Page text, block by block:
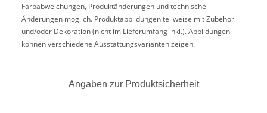
Farbabweichungen, Produktänderungen und technische
Änderungen möglich. Produktabbildungen teilweise mit Zubehör
und/oder Dekoration (nicht im Lieferumfang inkl.). Abbildungen
können verschiedene Ausstattungsvarianten zeigen.
Angaben zur Produktsicherheit